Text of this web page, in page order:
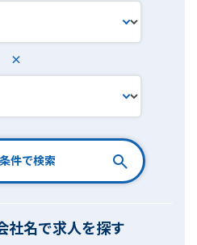
×
件で検索
社名で求人を探す